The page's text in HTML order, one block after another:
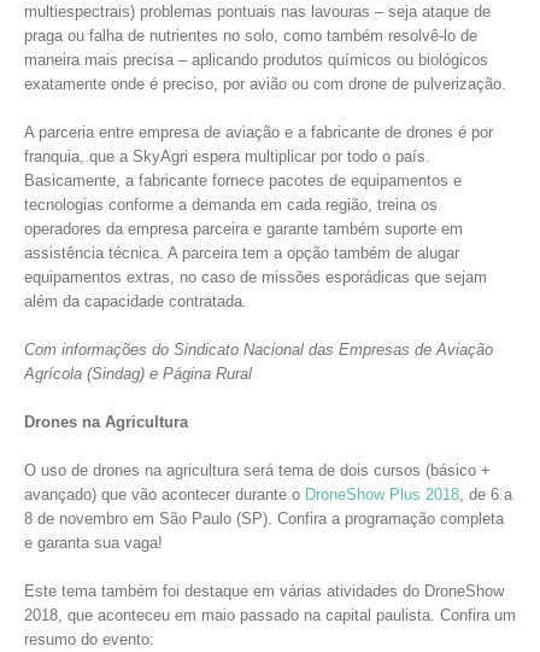
multiespectrais) problemas pontuais nas lavouras – seja ataque de
praga ou falha de nutrientes no solo, como também resolvê-lo de
maneira mais precisa – aplicando produtos químicos ou biológicos
exatamente onde é preciso, por avião ou com drone de pulverização.
A parceria entre empresa de aviação e a fabricante de drones é por
franquia, que a SkyAgri espera multiplicar por todo o país.
Basicamente, a fabricante fornece pacotes de equipamentos e
tecnologias conforme a demanda em cada região, treina os
operadores da empresa parceira e garante também suporte em
assistência técnica. A parceira tem a opção também de alugar
equipamentos extras, no caso de missões esporádicas que sejam
além da capacidade contratada.
Com informações do Sindicato Nacional das Empresas de Aviação
Agrícola (Sindag) e Página Rural
Drones na Agricultura
O uso de drones na agricultura será tema de dois cursos (básico +
avançado) que vão acontecer durante o DroneShow Plus 2018 , de 6 a
8 de novembro em São Paulo (SP). Confira a programação completa
e garanta sua vaga!
Este tema também foi destaque em várias atividades do DroneShow
2018, que aconteceu em maio passado na capital paulista. Confira um
resumo do evento: